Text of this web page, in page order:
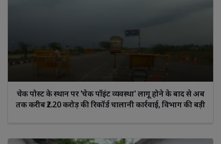
चेक पोस्ट के स्थान पर 'चेक पॉइंट व्यवस्था' लागू होने के बाद से अब
तक करीब ₹2.20 करोड़ की रिकॉर्ड चालानी कार्रवाई, विभाग की बड़ी